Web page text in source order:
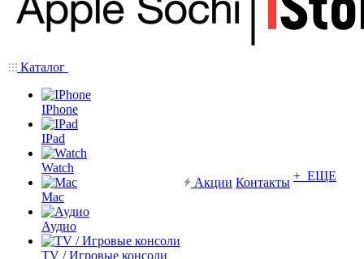
Каталог
IPhone
IPad
Watch
Mac
Аудио
TV / Игровые консоли
Акции Контакты + ЕЩЕ